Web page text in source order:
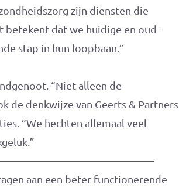
zijn diensten die
betekent dat we huidige en oud-
stap in hun loopbaan.”
“Niet alleen de
de denkwijze van Geerts & Partners
“We hechten allemaal veel
aan een beter functionerende